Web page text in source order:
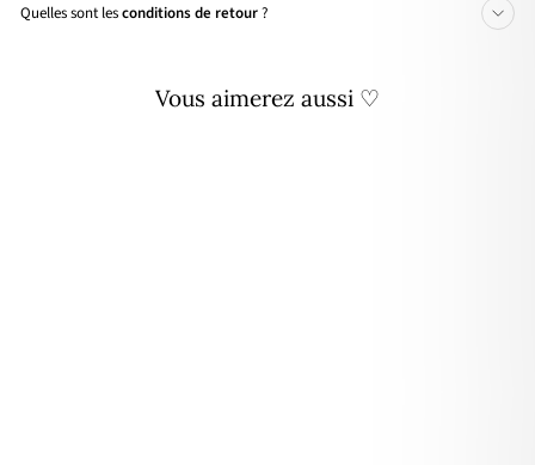
Quelles sont lesconditions de retour?
Vous aimerez aussi ♡